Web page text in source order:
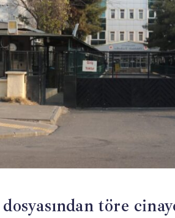
dosyasından töre